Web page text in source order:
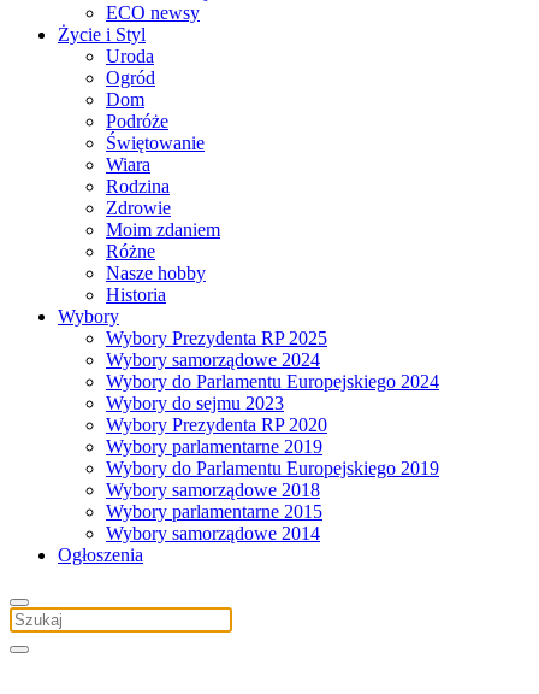
ECO newsy
Życie i Styl
Uroda
Ogród
Dom
Podróże
Świętowanie
Wiara
Rodzina
Zdrowie
Moim zdaniem
Różne
Nasze hobby
Historia
Wybory
Wybory Prezydenta RP 2025
Wybory samorządowe 2024
Wybory do Parlamentu Europejskiego 2024
Wybory do sejmu 2023
Wybory Prezydenta RP 2020
Wybory parlamentarne 2019
Wybory do Parlamentu Europejskiego 2019
Wybory samorządowe 2018
Wybory parlamentarne 2015
Wybory samorządowe 2014
Ogłoszenia